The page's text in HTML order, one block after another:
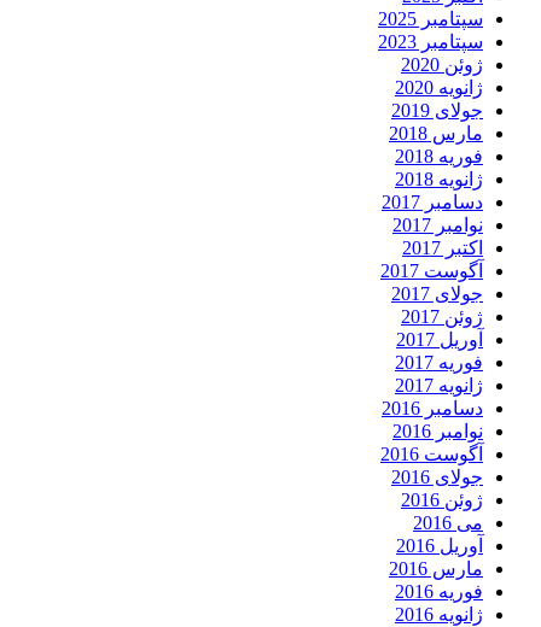
سپتامبر 2025
سپتامبر 2023
ژوئن 2020
ژانویه 2020
جولای 2019
مارس 2018
فوریه 2018
ژانویه 2018
دسامبر 2017
نوامبر 2017
اکتبر 2017
آگوست 2017
جولای 2017
ژوئن 2017
آوریل 2017
فوریه 2017
ژانویه 2017
دسامبر 2016
نوامبر 2016
آگوست 2016
جولای 2016
ژوئن 2016
می 2016
آوریل 2016
مارس 2016
فوریه 2016
ژانویه 2016